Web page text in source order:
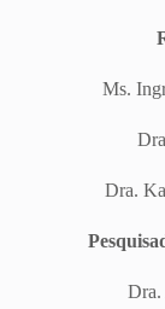
Ms.
Dra.
Dra.